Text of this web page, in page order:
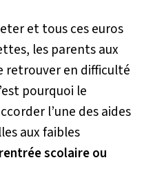
et tous ces euros
les parents aux
retrouver en difficulté
pourquoi le
l’une des aides
aux faibles
scolaire ou